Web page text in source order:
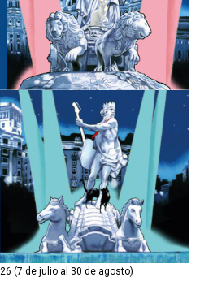
(7 de julio al 30 de agosto)